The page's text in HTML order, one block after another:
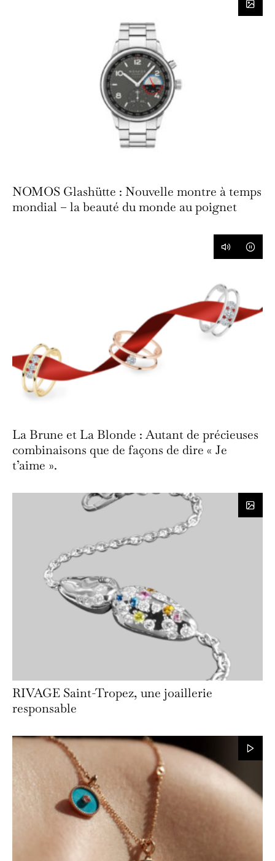
NOMOS Glashütte : Nouvelle montre à temps
mondial – la beauté du monde au poignet
La Brune et La Blonde : Autant de précieuses
combinaisons que de façons de dire « Je
t’aime ».
RIVAGE Saint-Tropez, une joaillerie
responsable